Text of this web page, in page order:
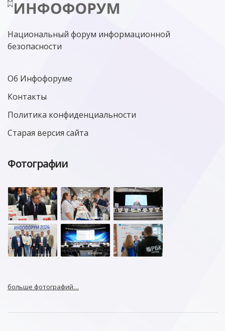
МИНЦИФРЫ РОССИИ NGFW
Национальный форум информационной
безопасности
Об Инфофоруме
Контакты
Политика конфиденциальности
Старая версия сайта
Фотографии
больше фотографий…